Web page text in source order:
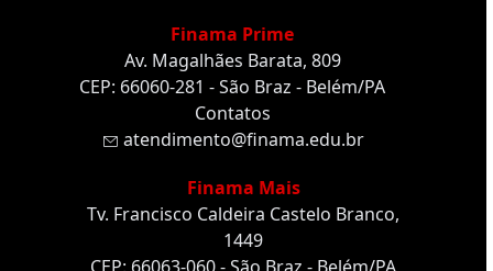
Finama Prime
Av. Magalhães Barata, 809
CEP: 66060-281 - São Braz - Belém/PA
Contatos
atendimento@finama.edu.br
Finama Mais
Tv. Francisco Caldeira Castelo Branco,
1449